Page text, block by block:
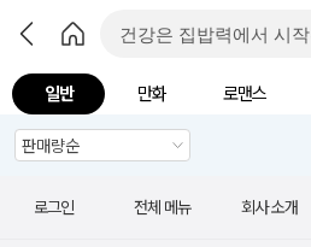
일반 만화 로맨스
로그인 전체 메뉴 회사 소개